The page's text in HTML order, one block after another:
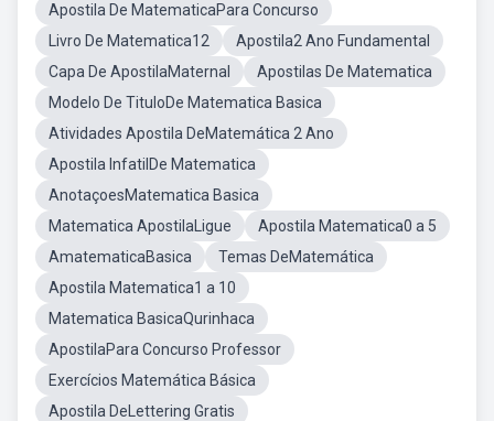
Apostila De MatematicaPara Concurso
Livro De Matematica12
Apostila2 Ano Fundamental
Capa De ApostilaMaternal
Apostilas De Matematica
Modelo De TituloDe Matematica Basica
Atividades Apostila DeMatemática 2 Ano
Apostila InfatilDe Matematica
AnotaçoesMatematica Basica
Matematica ApostilaLigue
Apostila Matematica0 a 5
AmatematicaBasica
Temas DeMatemática
Apostila Matematica1 a 10
Matematica BasicaQurinhaca
ApostilaPara Concurso Professor
Exercícios Matemática Básica
Apostila DeLettering Gratis